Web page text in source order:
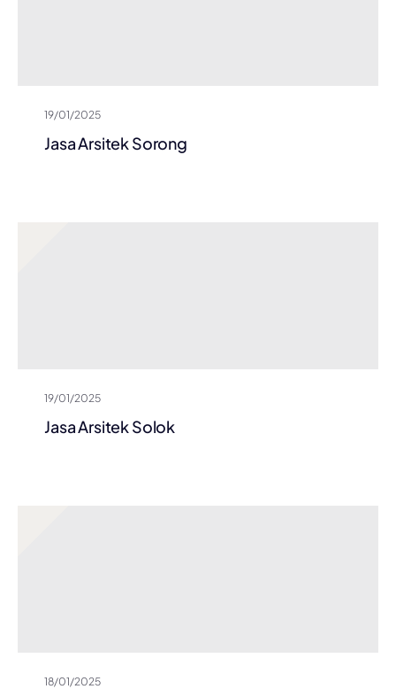
19/01/2025
Jasa Arsitek Sorong
19/01/2025
Jasa Arsitek Solok
18/01/2025